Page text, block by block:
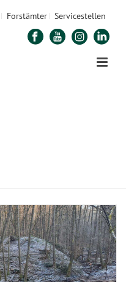
Forstämter Servicestellen